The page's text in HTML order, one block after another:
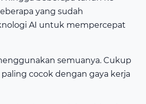
yang sudah
AI untuk mempercepat
semuanya. Cukup
cocok dengan gaya kerja